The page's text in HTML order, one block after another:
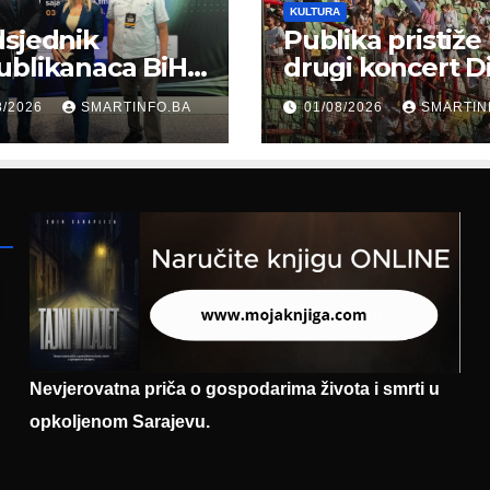
BiH
sajma
2026 SMARTINFO.BA
KULTURA
Publika pristiže
drugi koncert
Merlina na
01/08/2026
Nevjerovatna priča o gospodarima života i smrti u
opkoljenom Sarajevu.